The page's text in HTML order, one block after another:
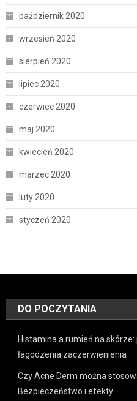
październik 2020
wrzesień 2020
sierpień 2020
lipiec 2020
czerwiec 2020
maj 2020
kwiecień 2020
marzec 2020
luty 2020
styczeń 2020
DO POCZYTANIA
Histamina a rumień na
łagodzenia zaczerwienienia
Czy Acne Derm można
Bezpieczeństwo i efekty